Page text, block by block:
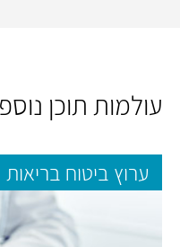
עולמות תוכן
ערוץ ביטוח בריאות